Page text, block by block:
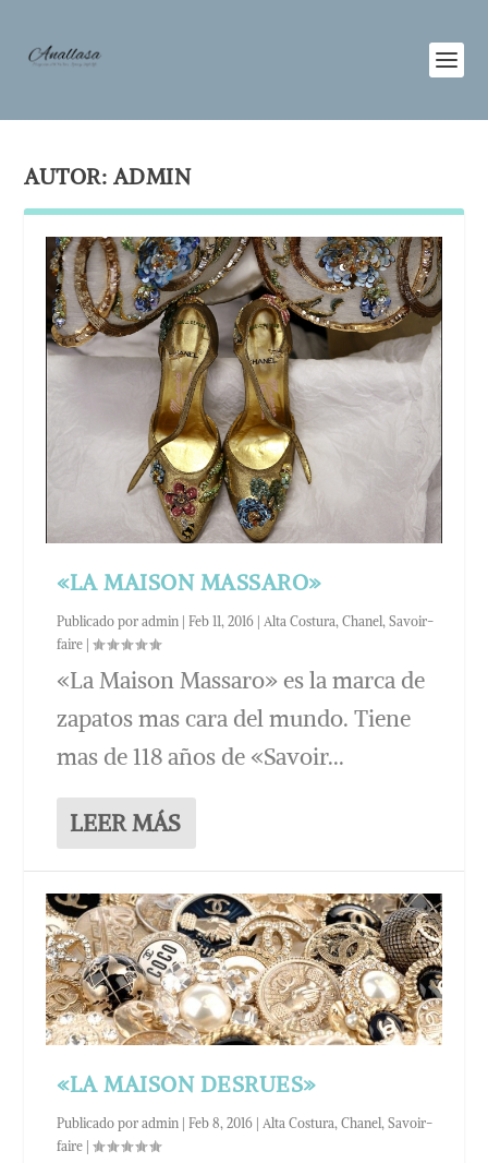
AUTOR: ADMIN
«LA MAISON MASSARO»
Publicado poradmin |Feb 11, 2016 |Alta Costura,Chanel,Savoir-
faire |
«La Maison Massaro» es la marca de
zapatos mas cara del mundo. Tiene
mas de 118 años de «Savoir...
LEER MÁS
«LA MAISON DESRUES»
Publicado poradmin |Feb 8, 2016 | Alta Costura,Chanel,Savoir-
faire |